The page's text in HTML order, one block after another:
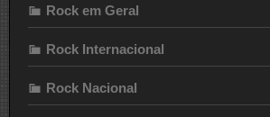
Rock em Geral
Rock Internacional
Rock Nacional